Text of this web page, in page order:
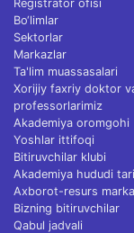
Registrator ofisi
Bo‘limlar
Sektorlar
Markazlar
Ta'lim muassasalari
Xorijiy faxriy doktor
professorlarimiz
Akademiya oromgohi
Yoshlar ittifoqi
Bitiruvchilar klubi
Akademiya hududi
Axborot-resurs
Bizning bitiruvchilar
Qabul jadvali